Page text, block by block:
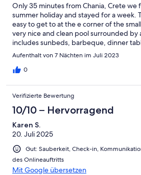
Only 35 minutes from Chania, Crete we
summer holiday and stayed for a week.
easy to get to at the e corner of the
very nice and clean pool surrounded
includes sunbeds, barbeque, dinner
arrival we were greeted by Ria, the host
house cleaning and had small chats as
tourist we highly recommend this
some of Greece most beautiful beaches
meters walk from the house is very clean
seashells, seaweed and other not so
There’s a few restaurants nearby with
morning the local baker parks outside
and pastery to buy. We had a lovely
miss the sunset view from the master
Regards Kim Nielsen
Aufenthalt von 7 Nächten im Juli 2023
0
Verifizierte Bewertung
10/10 – Hervorragend
Karen S.
20. Juli 2025
Gut: Sauberkeit, Check-in,
des Onlineauftritts
Mit Google übersetzen